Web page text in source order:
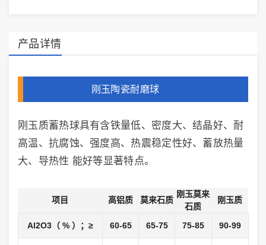
产品详情
刚玉陶瓷耐磨球
刚玉质蓄热球具有含铁量低、密度大、结晶好、耐
高温、抗腐蚀、强度高、热震稳定性好、蓄放热量
大、导热性 能好等显著特点。
项目 高铝质 莫来石质
刚玉莫来
石质
刚玉质
Al2O3（ % ）；≥ 60-65 65-75 75-85 90-99